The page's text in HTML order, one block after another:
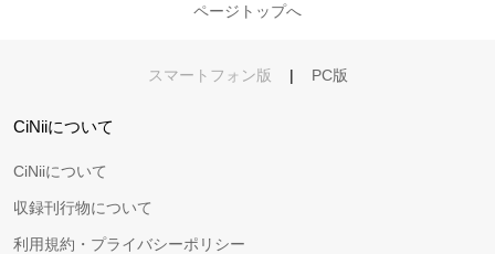
ページトップへ
スマートフォン版 | PC版
CiNiiについて
CiNiiについて
収録刊行物について
利用規約・プライバシーポリシー